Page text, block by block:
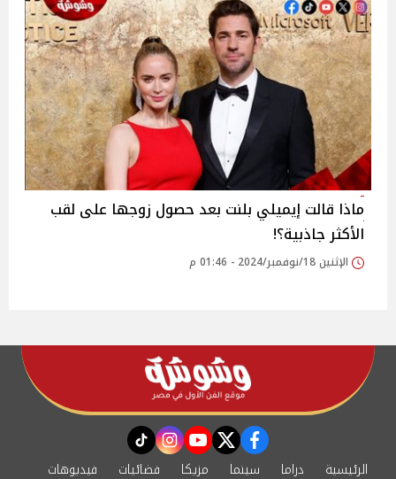
ماذا قالت إيميلي بلنت بعد حصول زوجها على لقب
الأكثر جاذبية؟!
الإثنين 18/نوفمبر/2024 - 01:46 م
facebook
twitter
youtube
instagram
tiktok
الرئيسية دراما سينما مزيكا فضائيات فيديوهات